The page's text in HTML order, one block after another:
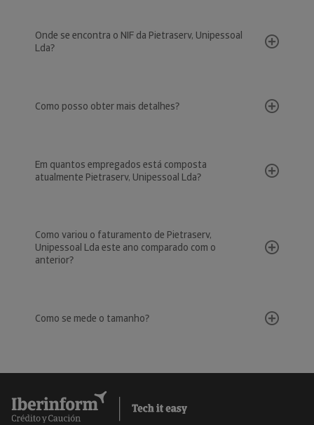
Onde se encontra o NIF da Pietraserv, Unipessoal
Lda?
Como posso obter mais detalhes?
Em quantos empregados está composta
atualmente Pietraserv, Unipessoal Lda?
Como variou o faturamento de Pietraserv,
Unipessoal Lda este ano comparado com o
anterior?
Como se mede o tamanho?